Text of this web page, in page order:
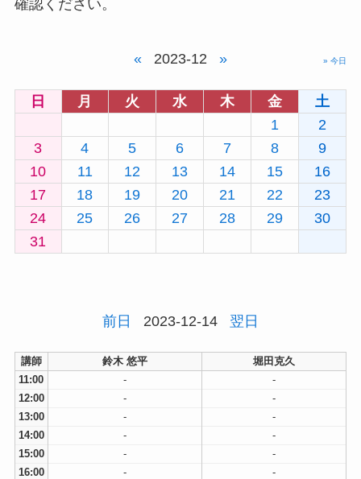
確認ください。
« 2023-12 » » 今日
日 月 火 水 木 金
土
1
2
3
4 5 6 7 8
9
10
11 12 13 14 15
16
17
18 19 20 21 22
23
24
25 26 27 28 29
30
31
前日 2023-12-14 翌日
講師 鈴木 悠平
堀田克久
11:00
-
-
12:00
-
-
13:00
-
-
14:00
-
-
15:00
-
-
16:00
-
-